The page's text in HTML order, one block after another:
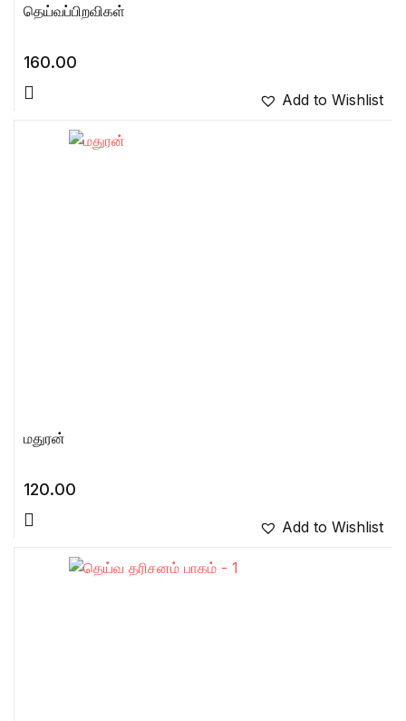
தெய்வப்பிறவிகள்
160.00
Add to Wishlist
மதுரன்
120.00
Add to Wishlist